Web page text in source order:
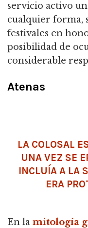
servicio activo
cualquier forma,
festivales en
posibilidad de
considerable
Atenas
LA COLOSAL
UNA VEZ SE
INCLUÍA A LA
ERA
En la mitología